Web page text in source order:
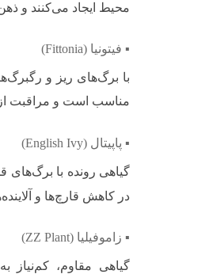
محیط ایجاد می‌کنند و
▪️ فیتونیا (Fittonia)
با برگ‌های ریز و
مناسب است و مراقبت
▪️ پاپیتال (English Ivy)
گیاهی رونده با برگ‌های
در کاهش قارچ‌ها و
▪️ زاموفیلیا (ZZ Plant)
گیاهی مقاوم، کم‌نیاز